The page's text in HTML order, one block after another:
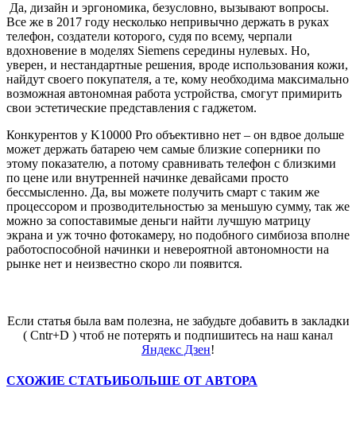
Да, дизайн и эргономика, безусловно, вызывают вопросы.
Все же в 2017 году несколько непривычно держать в руках
телефон, создатели которого, судя по всему, черпали
вдохновение в моделях Siemens середины нулевых. Но,
уверен, и нестандартные решения, вроде использования кожи,
найдут своего покупателя, а те, кому необходима максимально
возможная автономная работа устройства, смогут примирить
свои эстетические представления с гаджетом.
Конкурентов у K10000 Pro объективно нет – он вдвое дольше
может держать батарею чем самые близкие соперники по
этому показателю, а потому сравнивать телефон с близкими
по цене или внутренней начинке девайсами просто
бессмысленно. Да, вы можете получить смарт с таким же
процессором и прозводительностью за меньшую сумму, так же
можно за сопоставимые деньги найти лучшую матрицу
экрана и уж точно фотокамеру, но подобного симбиоза вполне
работоспособной начинки и невероятной автономности на
рынке нет и неизвестно скоро ли появится.
Если статья была вам полезна, не забудьте добавить в закладки
( Cntr+D ) чтоб не потерять и подпишитесь на наш канал
Яндекс Дзен!
СХОЖИЕ СТАТЬИБОЛЬШЕ ОТ АВТОРА